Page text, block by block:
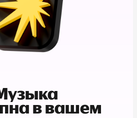
в вашем